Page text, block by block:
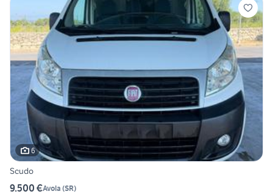
6
Scudo
9.500 €Avola (SR)